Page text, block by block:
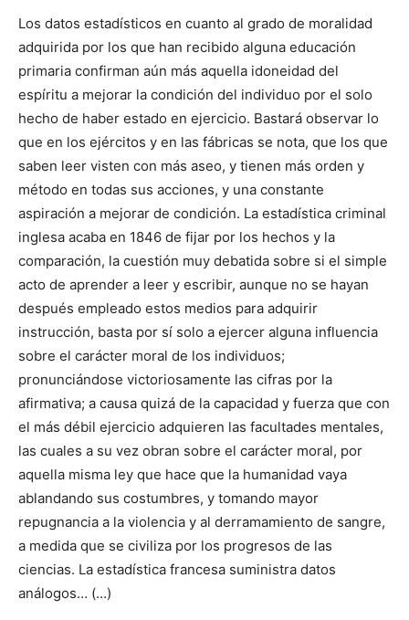
Los datos estadísticos en cuanto al grado de moralidad
adquirida por los que han recibido alguna educación
primaria confirman aún más aquella idoneidad del
espíritu a mejorar la condición del individuo por el solo
hecho de haber estado en ejercicio. Bastará observar lo
que en los ejércitos y en las fábricas se nota, que los que
saben leer visten con más aseo, y tienen más orden y
método en todas sus acciones, y una constante
aspiración a mejorar de condición. La estadística criminal
inglesa acaba en 1846 de fijar por los hechos y la
comparación, la cuestión muy debatida sobre si el simple
acto de aprender a leer y escribir, aunque no se hayan
después empleado estos medios para adquirir
instrucción, basta por sí solo a ejercer alguna influencia
sobre el carácter moral de los individuos;
pronunciándose victoriosamente las cifras por la
afirmativa; a causa quizá de la capacidad y fuerza que con
el más débil ejercicio adquieren las facultades mentales,
las cuales a su vez obran sobre el carácter moral, por
aquella misma ley que hace que la humanidad vaya
ablandando sus costumbres, y tomando mayor
repugnancia a la violencia y al derramamiento de sangre,
a medida que se civiliza por los progresos de las
ciencias. La estadística francesa suministra datos
análogos… (…)